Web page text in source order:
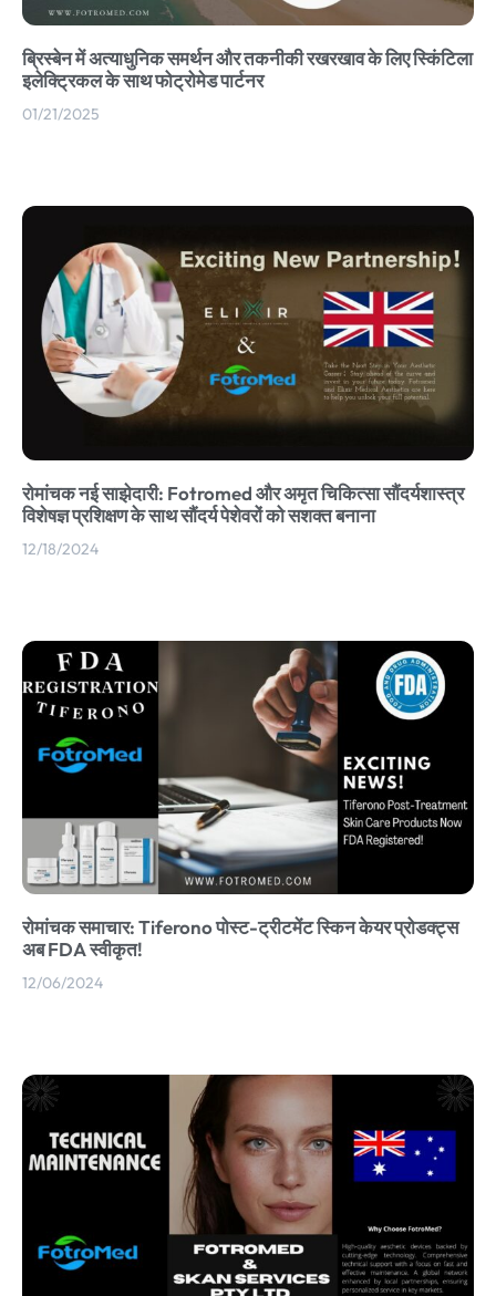
ब्रिस्बेन में अत्याधुनिक समर्थन और तकनीकी रखरखाव के लिए स्किंटिला
इलेक्ट्रिकल के साथ फोट्रोमेड पार्टनर
01/21/2025
रोमांचक नई साझेदारी: Fotromed और अमृत चिकित्सा सौंदर्यशास्त्र
विशेषज्ञ प्रशिक्षण के साथ सौंदर्य पेशेवरों को सशक्त बनाना
12/18/2024
रोमांचक समाचार: Tiferono पोस्ट-ट्रीटमेंट स्किन केयर प्रोडक्ट्स
अब FDA स्वीकृत!
12/06/2024